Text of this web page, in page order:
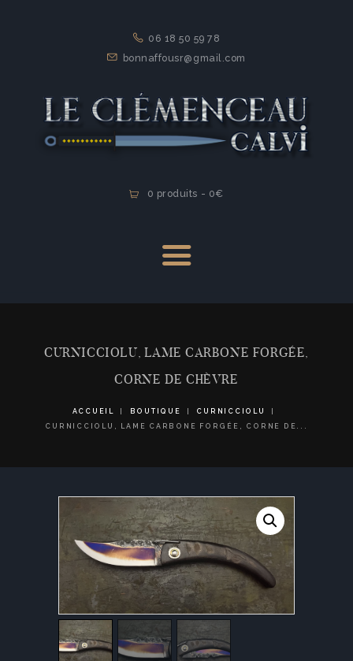
06 18 50 59 78
bonnaffousr@gmail.com
0 produits - 0€
CURNICCIOLU, LAME CARBONE FORGÉE,
CORNE DE CHÈVRE
ACCUEIL BOUTIQUE
CURNICCIOLU
CURNICCIOLU, LAME CARBONE FORGÉE, CORNE DE...
ARTISANS
ART DE LA TABLE
INITIAL